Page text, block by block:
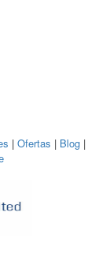
| Ofertas | Blog |